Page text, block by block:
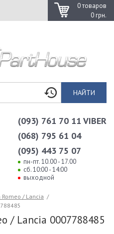
0 товаров
0 грн.
НАЙТИ
(093) 761 70 11 VIBER
(068) 795 61 04
(095) 443 75 07
пн-пт. 10.00 - 17.00
сб. 10:00 - 14:00
выходной
Romeo / Lancia /
/ Lancia 0007788485